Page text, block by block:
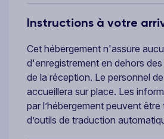
Instructions à votre
Cet hébergement n'assure
d'enregistrement en dehors
de la réception. Le personnel
accueillera sur place. Les
par l’hébergement peuvent être
d’outils de traduction